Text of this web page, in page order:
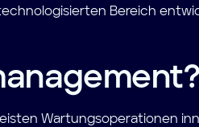
Bereich
Wartungsoperationen